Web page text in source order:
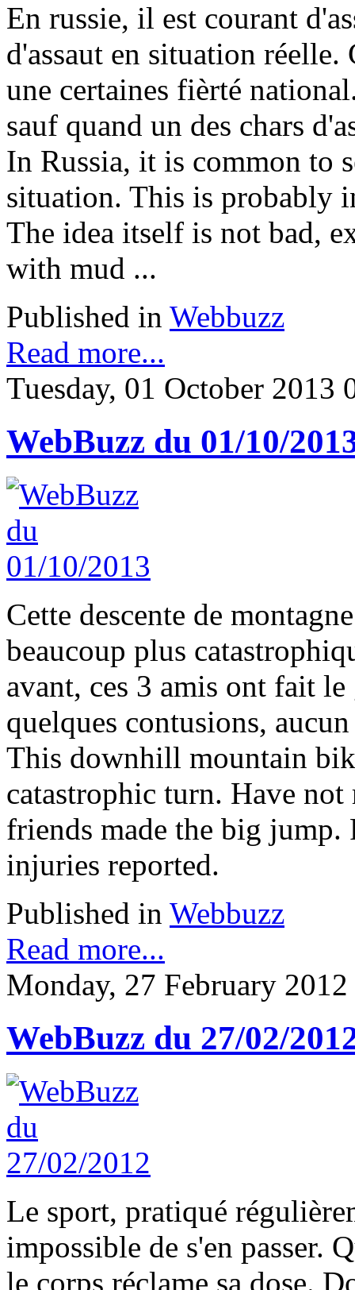
En russie, il est courant
d'assaut en situation réelle.
une certaines fièrté
sauf quand un des chars
In Russia, it is common to
situation. This is probably
The idea itself is not bad,
with mud ...
Published in Webbuzz
Read more...
Tuesday, 01 October 2013
WebBuzz du 01/10/
Cette descente de
beaucoup plus
avant, ces 3 amis ont fait
quelques contusions,
This downhill mountain
catastrophic turn. Have not
friends made the big
injuries reported.
Published in Webbuzz
Read more...
Monday, 27 February
WebBuzz du 27/02/
Le sport, pratiqué
impossible de s'en passer.
le corps réclame sa dose.